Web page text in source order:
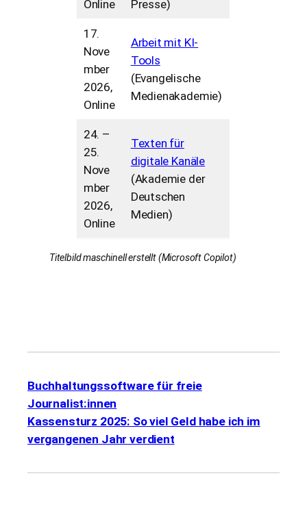
Online
Presse)
17.
Nove
mber
2026,
Online
Arbeit mit KI-
Tools
(Evangelische
Medienakademie)
24. –
25.
Nove
mber
2026,
Online
Texten für
digitale Kanäle
(Akademie der
Deutschen
Medien)
Titelbild maschinell erstellt (Microsoft Copilot)
Buchhaltungssoftware für freie
Journalist:innen
Kassensturz 2025: So viel Geld habe ich im
vergangenen Jahr verdient